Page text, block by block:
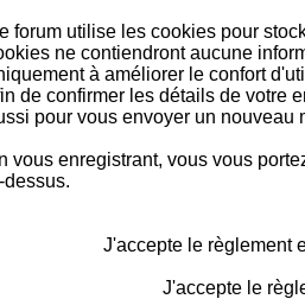
forum utilise les cookies pour
ne contiendront aucune
à améliorer le confort
de confirmer les détails de votre
pour vous envoyer un nouveau
vous enregistrant, vous vous
dessus.
J'accepte le règlement
J'accepte le